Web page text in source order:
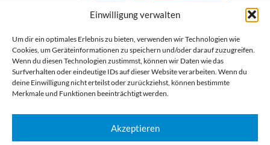
Einwilligung verwalten
Um dir ein optimales Erlebnis zu bieten, verwenden wir Technologien wie
Cookies, um Geräteinformationen zu speichern und/oder darauf zuzugreifen.
Wenn du diesen Technologien zustimmst, können wir Daten wie das
Surfverhalten oder eindeutige IDs auf dieser Website verarbeiten. Wenn du
deine Einwilligung nicht erteilst oder zurückziehst, können bestimmte
Merkmale und Funktionen beeinträchtigt werden.
Akzeptieren